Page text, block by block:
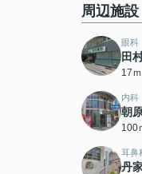
周辺施設
眼科
田
17
内科
朝
100
耳鼻
丹